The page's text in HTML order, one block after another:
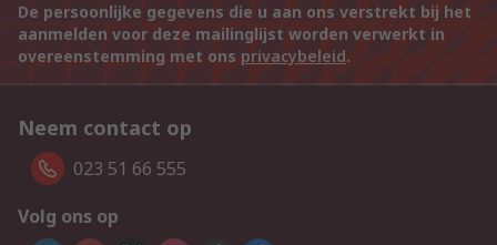
De persoonlijke gegevens die u aan ons verstrekt bij het
aanmelden voor deze mailinglijst worden verwerkt in
overeenstemming met ons privacybeleid.
Neem contact op
023 51 66 555
Volg ons op